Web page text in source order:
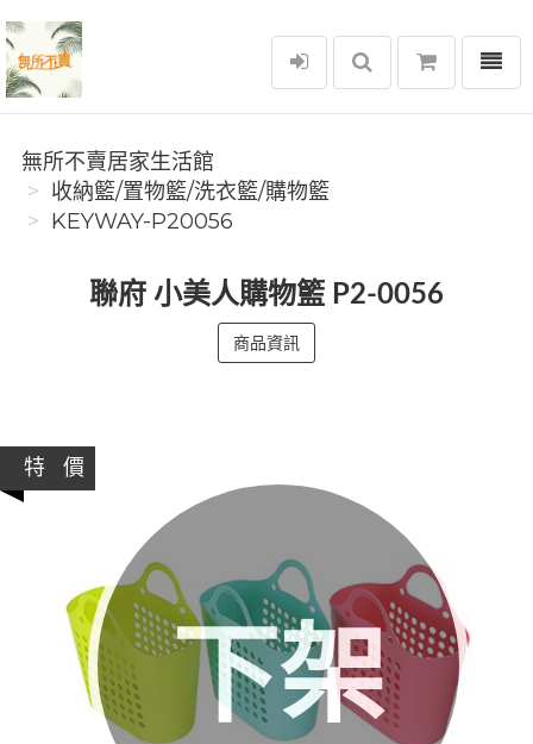
無所不賣居家生活館
選單
無所不賣居家生活館
收納籃/置物籃/洗衣籃/購物籃
KEYWAY-P20056
聯府 小美人購物籃 P2-0056
商品資訊
下架
特 價